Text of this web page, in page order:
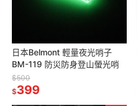
日本Belmont 輕量夜光哨子
BM-119 防災防身登山螢光哨
$500
$399